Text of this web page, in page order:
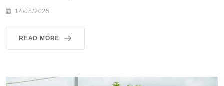
14/05/2025
READ MORE